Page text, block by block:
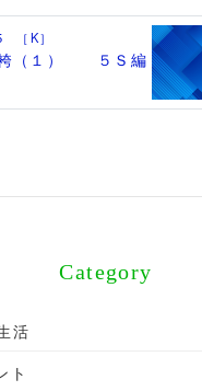
［K］
袴（１） ５Ｓ編
Category
活
ト